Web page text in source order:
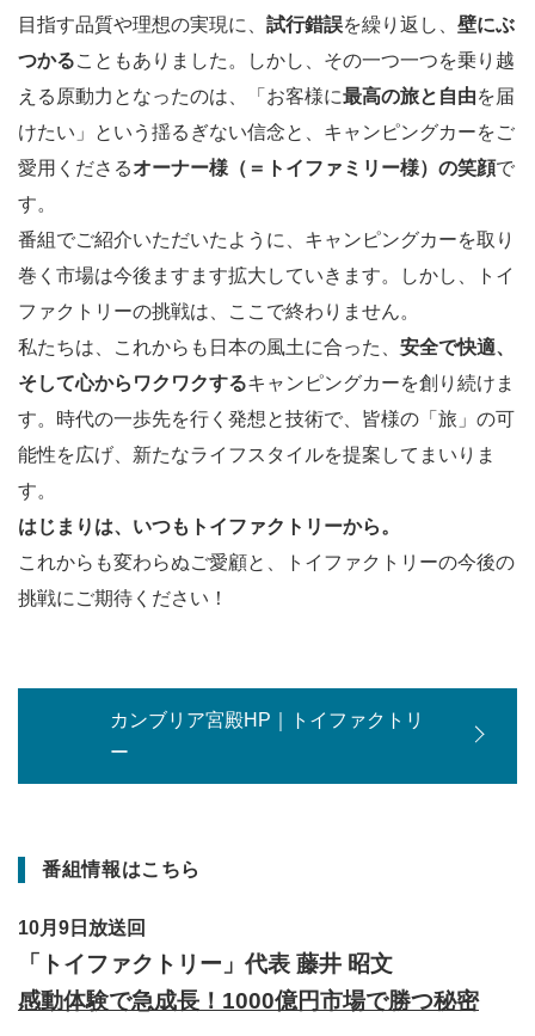
目指す品質や理想の実現に、 試行錯誤を繰り返し、 壁にぶ
つかることもありました。しかし、その一つ一つを乗り越
える原動力となったのは、「お客様に最高の旅と自由を届
けたい」という揺るぎない信念と、キャンピングカーをご
愛用くださるオーナー様（＝トイファミリー様）の笑顔で
す。
番組でご紹介いただいたように、キャンピングカーを取り
巻く市場は今後ますます拡大していきます。しかし、トイ
ファクトリーの挑戦は、ここで終わりません。
私たちは、これからも日本の風土に合った、 安全で快適、
そして心からワクワクするキャンピングカーを創り続けま
す。時代の一歩先を行く発想と技術で、皆様の「旅」の可
能性を広げ、新たなライフスタイルを提案してまいりま
す。
はじまりは、いつもトイファクトリーから。
これからも変わらぬご愛顧と、トイファクトリーの今後の
挑戦にご期待ください！
カンブリア宮殿HP｜トイファクトリ
ー
番組情報はこちら
10月9日放送回
「トイファクトリー」代表 藤井 昭文
感動体験で急成長！1000億円市場で勝つ秘密